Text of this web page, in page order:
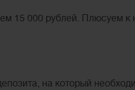
15 000 рублей. Плюсуем к
на который